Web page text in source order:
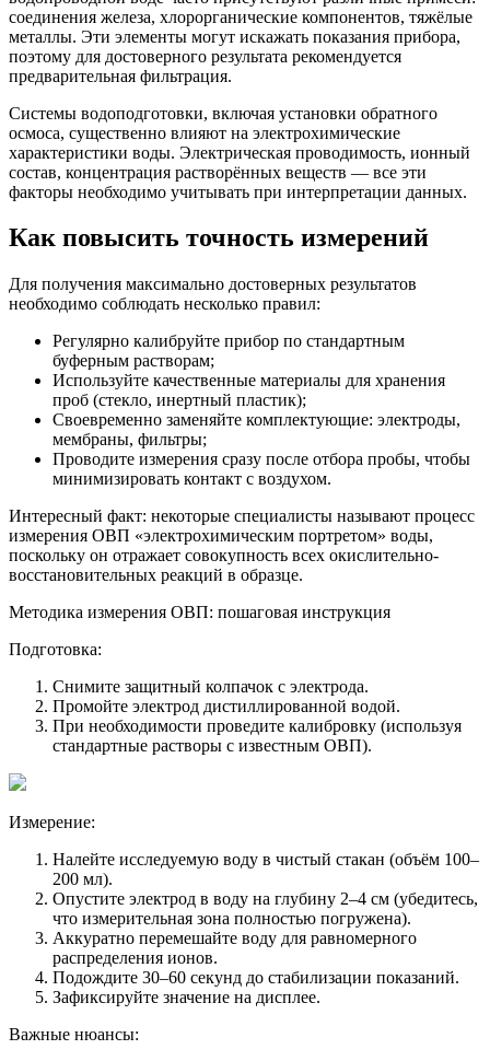
соединения железа, хлорорганические компонентов, тяжёлые
металлы. Эти элементы могут искажать показания прибора,
поэтому для достоверного результата рекомендуется
предварительная фильтрация.
Системы водоподготовки, включая установки обратного
осмоса, существенно влияют на электрохимические
характеристики воды. Электрическая проводимость, ионный
состав, концентрация растворённых веществ — все эти
факторы необходимо учитывать при интерпретации данных.
Как повысить точность измерений
Для получения максимально достоверных результатов
необходимо соблюдать несколько правил:
Регулярно калибруйте прибор по стандартным
буферным растворам;
Используйте качественные материалы для хранения
проб (стекло, инертный пластик);
Своевременно заменяйте комплектующие: электроды,
мембраны, фильтры;
Проводите измерения сразу после отбора пробы, чтобы
минимизировать контакт с воздухом.
Интересный факт: некоторые специалисты называют процесс
измерения ОВП «электрохимическим портретом» воды,
поскольку он отражает совокупность всех окислительно-
восстановительных реакций в образце.
Методика измерения ОВП: пошаговая инструкция
Подготовка:
Снимите защитный колпачок с электрода.
Промойте электрод дистиллированной водой.
При необходимости проведите калибровку (используя
стандартные растворы с известным ОВП).
Измерение:
Налейте исследуемую воду в чистый стакан (объём 100–
200 мл).
Опустите электрод в воду на глубину 2–4 см (убедитесь,
что измерительная зона полностью погружена).
Аккуратно перемешайте воду для равномерного
распределения ионов.
Подождите 30–60 секунд до стабилизации показаний.
Зафиксируйте значение на дисплее.
Важные нюансы: